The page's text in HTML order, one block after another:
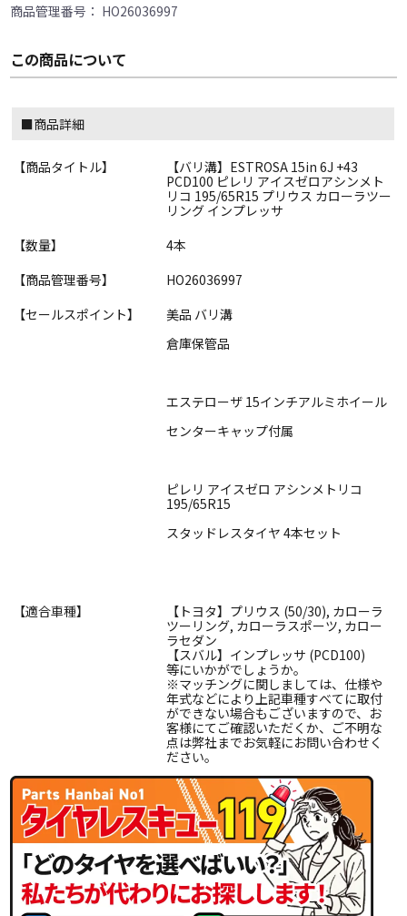
商品管理番号： HO26036997
この商品について
■商品詳細
【商品タイトル】
【バリ溝】ESTROSA 15in 6J +43
PCD100 ピレリ アイスゼロアシンメト
リコ 195/65R15 プリウス カローラツー
リング インプレッサ
【数量】
4本
【商品管理番号】
HO26036997
【セールスポイント】
美品 バリ溝
倉庫保管品
エステローザ 15インチアルミホイール
センターキャップ付属
ピレリ アイスゼロ アシンメトリコ
195/65R15
スタッドレスタイヤ 4本セット
【適合車種】
【トヨタ】プリウス (50/30), カローラ
ツーリング, カローラスポーツ, カロー
ラセダン
【スバル】インプレッサ (PCD100)
等にいかがでしょうか。
※マッチングに関しましては、仕様や
年式などにより上記車種すべてに取付
ができない場合もございますので、お
客様にてご確認いただくか、ご不明な
点は弊社までお気軽にお問い合わせく
ださい。